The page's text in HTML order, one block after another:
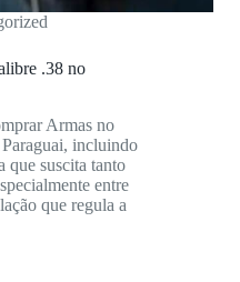
.38 no
Armas no
incluindo
que suscita tanto
entre
que regula a